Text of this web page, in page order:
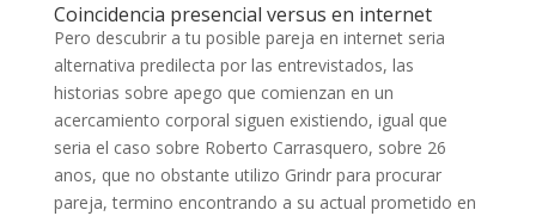
Coincidencia presencial versus en internet
Pero descubrir a tu posible pareja en internet seri­a
alternativa predilecta por las entrevistados, las
historias sobre apego que comienzan en un
acercamiento corporal siguen existiendo, igual que
seri­a el caso sobre Roberto Carrasquero, sobre 26
anos, que no obstante utilizo Grindr para procurar
pareja, termino encontrando a su actual prometido en